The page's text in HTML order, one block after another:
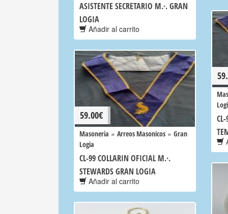
ASISTENTE SECRETARIO M.·. GRAN
LOGIA
Añadir al carrito
59.00€
Masoneria » Arreos Masonicos » Gran
Logia
CL-99 COLLARIN OFICIAL M.·.
STEWARDS GRAN LOGIA
Añadir al carrito